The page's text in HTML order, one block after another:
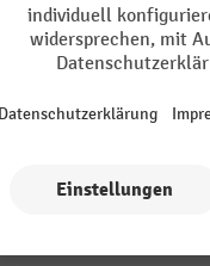
40 mm
bawepa
Kunststoff